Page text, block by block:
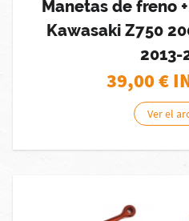
Manetas de freno
Kawasaki Z750
2013-
39,00€
Ver el